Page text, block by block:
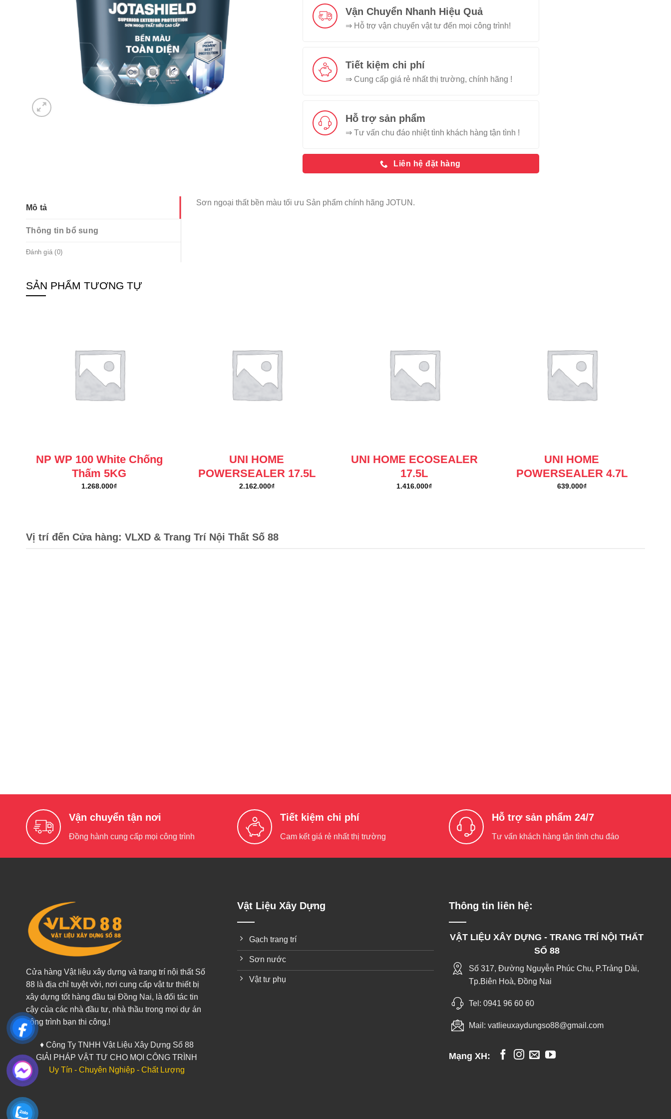
Vận Chuyển Nhanh Hiệu Quả
⇒ Hỗ trợ vận chuyển vật tư đến mọi công trình!
Tiết kiệm chi phí
⇒ Cung cấp giá rẻ nhất thị trường, chính hãng !
Hỗ trợ sản phẩm
⇒ Tư vấn chu đáo nhiệt tình khách hàng tận tình !
Liên hệ đặt hàng
Mô tả
Thông tin bổ sung
Đánh giá (0)
Sơn ngoại thất bền màu tối ưu Sản phẩm chính hãng JOTUN.
SẢN PHẨM TƯƠNG TỰ
NP WP 100 White Chống
Thấm 5KG
1.268.000₫
UNI HOME
POWERSEALER 17.5L
2.162.000₫
UNI HOME ECOSEALER
17.5L
1.416.000₫
UNI HOME
POWERSEALER 4.7L
639.000₫
Vị trí đến Cửa hàng: VLXD & Trang Trí Nội Thất Số 88
Vận chuyển tận nơi
Đồng hành cung cấp mọi công trình
Tiết kiệm chi phí
Cam kết giá rẻ nhất thị trường
Hỗ trợ sản phẩm 24/7
Tư vấn khách hàng tận tình chu đáo
Cửa hàng Vật liệu xây dựng và trang trí nội thất Số
88 là địa chỉ tuyệt vời, nơi cung cấp vật tư thiết bị
xây dựng tốt hàng đầu tại Đồng Nai, là đối tác tin
cậy của các nhà đầu tư, nhà thầu trong mọi dự án
công trình bạn thi công.!
♦ Công Ty TNHH Vật Liệu Xây Dựng Số 88
GIẢI PHÁP VẬT TƯ CHO MỌI CÔNG TRÌNH
Uy Tín - Chuyên Nghiệp - Chất Lượng
Vật Liệu Xây Dựng
Gạch trang trí
Sơn nước
Vật tư phụ
Thông tin liên hệ:
VẬT LIỆU XÂY DỰNG - TRANG TRÍ NỘI THẤT
SỐ 88
Số 317, Đường Nguyễn Phúc Chu, P.Trảng Dài,
Tp.Biên Hoà, Đồng Nai
Tel: 0941 96 60 60
Mail: vatlieuxaydungso88@gmail.com
Mạng XH: